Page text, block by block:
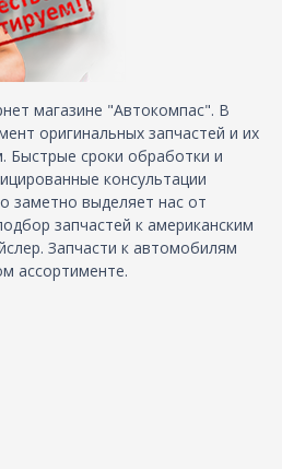
магазине "Автокомпас". В
оригинальных запчастей и их
Быстрые сроки обработки и
консультации
заметно выделяет нас от
запчастей к американским
Запчасти к автомобилям
ассортименте.